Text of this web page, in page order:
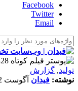
Facebook
Twitter
Email
تولید, گزارش
نوشته: فیدان آگوست 12, 2018